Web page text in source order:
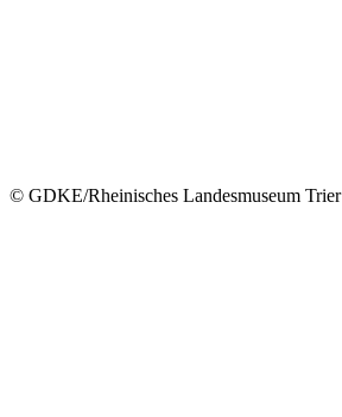
© GDKE/Rheinisches Landesmuseum Trier